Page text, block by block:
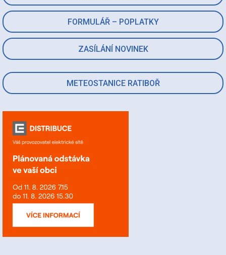
FORMULÁŘ – POPLATKY
ZASÍLÁNÍ NOVINEK
METEOSTANICE RATIBOŘ